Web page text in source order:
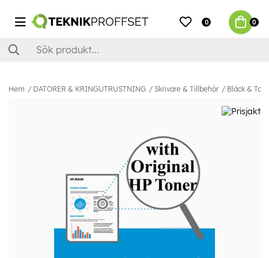
0 0
Hem DATORER & KRINGUTRUSTNING Skrivare & Tillbehör Bläck &